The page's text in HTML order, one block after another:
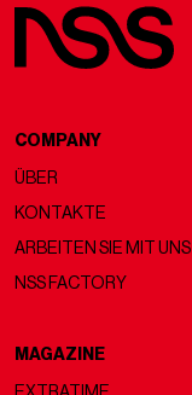
COMPANY
ÜBER
KONTAKTE
ARBEITEN SIE MIT UNS
NSS FACTORY
MAGAZINE